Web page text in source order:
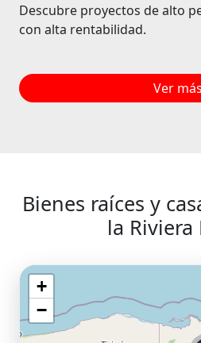
Descubre proyectos de alto
con alta rentabilidad.
Ver más
Bienes raíces y
la Riviera
+
−